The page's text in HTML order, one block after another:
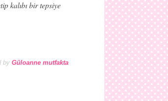
kalıbı bir tepsiye
by Güloanne mutfakta